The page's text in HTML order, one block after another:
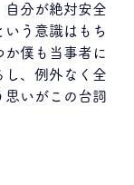
自分が絶対安全
いう意識はもち
か僕も当事者に
し、例外なく全
思いがこの台詞